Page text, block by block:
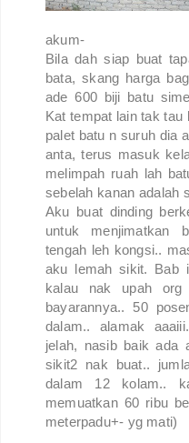
akum-
Bila dah siap buat
bata, skang harga
ade 600 biji batu
Kat tempat lain tak tau
palet batu n suruh dia
anta, terus masuk
melimpah ruah lah
sebelah kanan adalah
Aku buat dinding
untuk menjimatkan
tengah leh kongsi..
aku lemah sikit. Bab
kalau nak upah
bayarannya.. 50
dalam.. alamak
jelah, nasib baik ada
sikit2 nak buat..
dalam 12 kolam..
memuatkan 60 ribu
meterpadu+- yg mati)